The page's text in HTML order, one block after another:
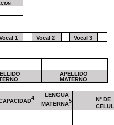
1 Vocal 2 Vocal 3
APELLIDO
MATERNO
4
LENGUA
MATERNA5
N° DE